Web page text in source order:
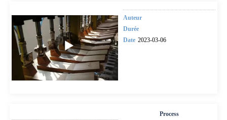
Auteur
Durée
Date 2023-03-06
Process